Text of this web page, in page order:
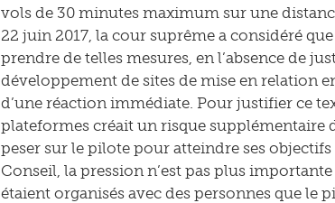
vols de 30 minutes maximum sur une
22 juin 2017, la cour suprême a considéré
prendre de telles mesures, en l’absence de
développement de sites de mise en relation
d’une réaction immédiate. Pour justifier ce
plateformes créait un risque supplémentaire
peser sur le pilote pour atteindre ses
Conseil, la pression n’est pas plus
étaient organisés avec des personnes que le